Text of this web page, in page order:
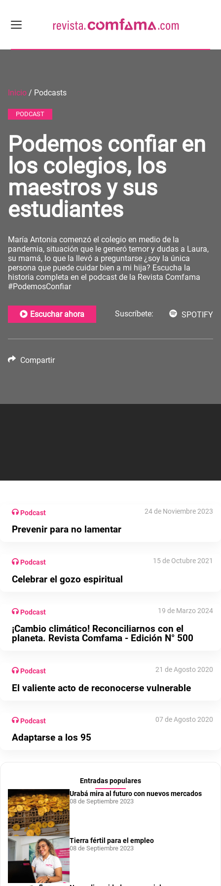
Inicio / Podcasts
PODCAST
Podemos confiar en
los colegios, los
maestros y sus
estudiantes
María Antonia comenzó el colegio en medio de la
pandemia, situación que le generó temor y dudas a Laura,
su mamá, lo que la llevó a preguntarse ¿soy la única
persona que puede cuidar bien a mi hija? Escucha la
historia completa en el podcast de la Revista Comfama
#PodemosConfiar
Escuchar ahora Suscríbete: SPOTIFY
Compartir
Podcast 24 de Noviembre 2023
Prevenir para no lamentar
Podcast 15 de Octubre 2021
Celebrar el gozo espiritual
Podcast 19 de Marzo 2024
¡Cambio climático! Reconciliarnos con el
planeta. Revista Comfama - Edición N° 500
Podcast 21 de Agosto 2020
El valiente acto de reconocerse vulnerable
Podcast 07 de Agosto 2020
Adaptarse a los 95
Entradas populares
Urabá mira al futuro con nuevos mercados
08 de Septiembre 2023
Tierra fértil para el empleo
08 de Septiembre 2023